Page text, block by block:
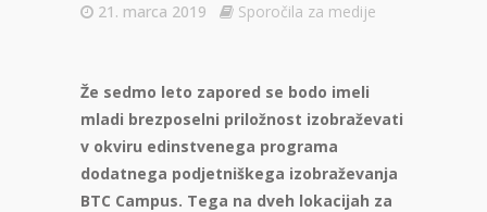
21. marca 2019 Sporočila za medije
Že sedmo leto zapored se bodo imeli
mladi brezposelni priložnost izobraževati
v okviru edinstvenega programa
dodatnega podjetniškega izobraževanja
BTC Campus. Tega na dveh lokacijah za